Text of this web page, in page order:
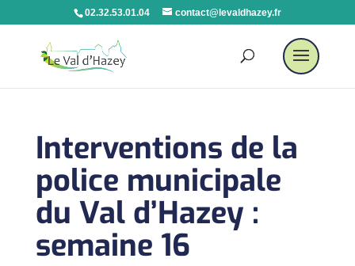
02.32.53.01.04 contact@levaldhazey.fr
Interventions de la
police municipale
du Val d’Hazey :
semaine 16